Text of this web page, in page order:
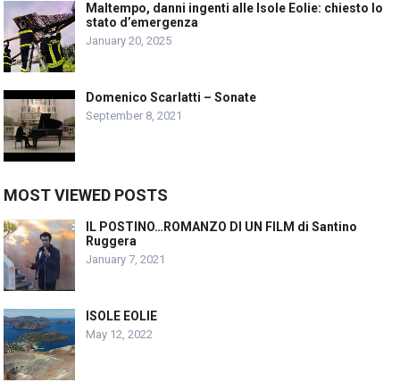
Maltempo, danni ingenti alle Isole Eolie: chiesto lo
stato d’emergenza
January 20, 2025
Domenico Scarlatti – Sonate
September 8, 2021
MOST VIEWED POSTS
IL POSTINO…ROMANZO DI UN FILM di Santino
Ruggera
January 7, 2021
ISOLE EOLIE
May 12, 2022